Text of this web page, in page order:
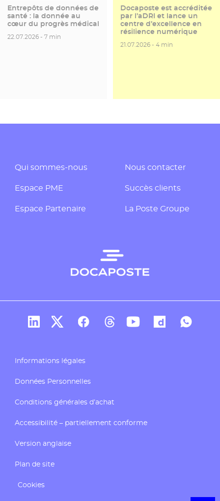
Entrepôts de données de
santé : la donnée au
cœur du progrès médical
Date de publication
22.07.2026 - Temps de lecture
7 min
Docaposte est accréditée
par l’aDRI et lance un
centre d’excellence en
résilience numérique
Date de publication
21.07.2026 - Temps de lecture
4 min
Qui sommes-nous
Espace PME
Espace Partenaire
Nous contacter
Succès clients
La Poste Groupe
Compte Linkedin de Docaposte
Compte X de Docaposte
Compte Facebook de Docaposte
Compte Threads de
Compte Youtube de
CompteCompte
Informations légales
Données Personnelles
Conditions générales d’achat
Accessibilité – partiellement conforme
Version anglaise
Plan de site
Cookies